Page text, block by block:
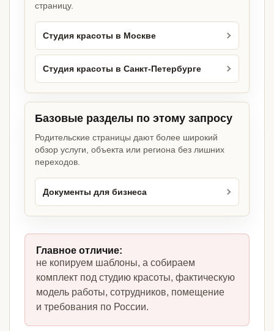
страницу.
Студия красоты в Москве
Студия красоты в Санкт-Петербурге
Базовые разделы по этому запросу
Родительские страницы дают более широкий
обзор услуги, объекта или региона без лишних
переходов.
Документы для бизнеса
Главное отличие:
не копируем шаблоны, а собираем
комплект под студию красоты, фактическую
модель работы, сотрудников, помещение
и требования по России.